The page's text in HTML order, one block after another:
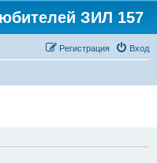
ЗИЛ 157
Вход
Регистрация